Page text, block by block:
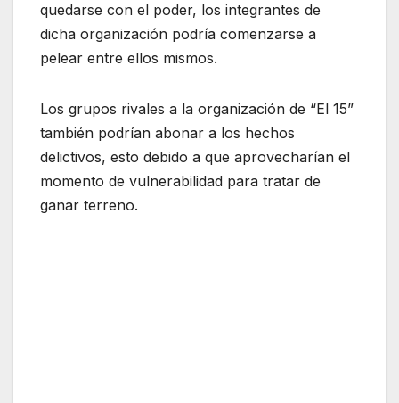
quedarse con el poder, los integrantes de
dicha organización podría comenzarse a
pelear entre ellos mismos.
Los grupos rivales a la organización de “El 15”
también podrían abonar a los hechos
delictivos, esto debido a que aprovecharían el
momento de vulnerabilidad para tratar de
ganar terreno.